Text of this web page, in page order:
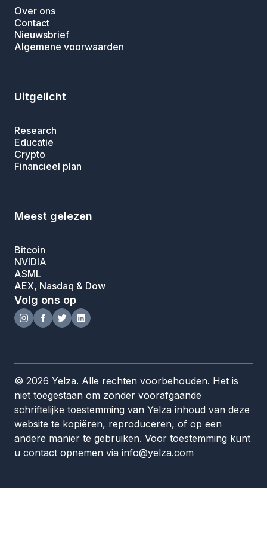
Over ons
Contact
Nieuwsbrief
Algemene voorwaarden
Uitgelicht
Research
Educatie
Crypto
Financieel plan
Meest gelezen
Bitcoin
NVIDIA
ASML
AEX, Nasdaq & Dow
Volg ons op
© 2026 Yelza. Alle rechten voorbehouden. Het is
niet toegestaan om zonder voorafgaande
schriftelijke toestemming van Yelza inhoud van deze
website te kopiëren, reproduceren, of op een
andere manier te gebruiken. Voor toestemming kunt
u contact opnemen via info@yelza.com